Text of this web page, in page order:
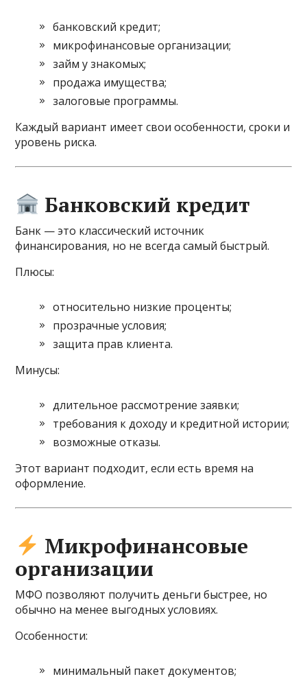
банковский кредит;
микрофинансовые организации;
займ у знакомых;
продажа имущества;
залоговые программы.
Каждый вариант имеет свои особенности, сроки и
уровень риска.
Банковский кредит
Банк — это классический источник
финансирования, но не всегда самый быстрый.
Плюсы:
относительно низкие проценты;
прозрачные условия;
защита прав клиента.
Минусы:
длительное рассмотрение заявки;
требования к доходу и кредитной истории;
возможные отказы.
Этот вариант подходит, если есть время на
оформление.
Микрофинансовые
организации
МФО позволяют получить деньги быстрее, но
обычно на менее выгодных условиях.
Особенности:
минимальный пакет документов;